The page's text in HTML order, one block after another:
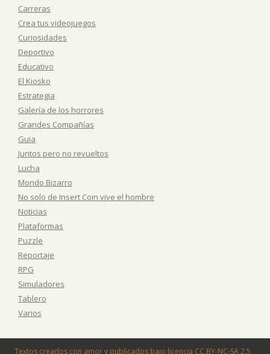
Carreras
Crea tus videojuegos
Curiosidades
Deportivo
Educativo
El Kiosko
Estrategia
Galería de los horrores
Grandes Compañías
Guia
Juntos pero no revueltos
Lucha
Mondo Bizarro
No solo de Insert Coin vive el hombre
Noticias
Plataformas
Puzzle
Reportaje
RPG
Simuladores
Tablero
Varios
Textos creados con amor y publicados bajo licencia CC BY-NC-SA 2.5